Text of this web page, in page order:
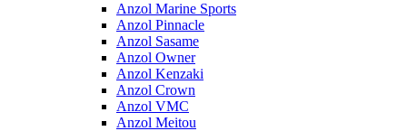
Anzol Marine Sports
Anzol Pinnacle
Anzol Sasame
Anzol Owner
Anzol Kenzaki
Anzol Crown
Anzol VMC
Anzol Meitou